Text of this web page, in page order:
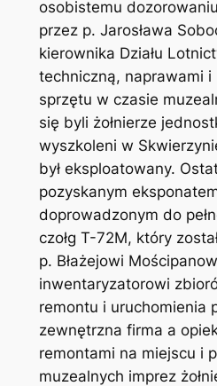
osobistemu
przez p. Jarosława
kierownika Działu
techniczną, naprawami
sprzętu w czasie
się byli żołnierze
wyszkoleni w
był eksploatowany.
pozyskanym
doprowadzonym do
czołg T-72M, który
p. Błażejowi
inwentaryzatorowi
remontu i uruchomienia
zewnętrzna firma a
remontami na miejscu i
muzealnych imprez